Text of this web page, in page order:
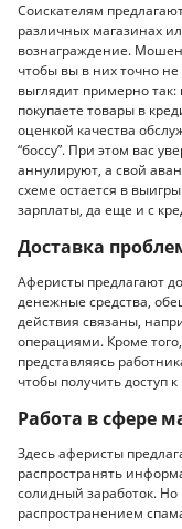
Соискателям
различных магазинах
вознаграждение.
чтобы вы в них точно
выглядит примерно
покупаете товары в
оценкой качества
“боссу”. При этом вас
аннулируют, а свой
схеме остается в
зарплаты, да еще и с
Доставка
Аферисты предлагают
денежные средства,
действия связаны,
операциями. Кроме
представляясь
чтобы получить доступ
Работа в сфере
Здесь аферисты
распространять
солидный заработок. Но
распространением